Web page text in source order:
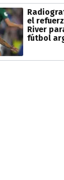
el
River
fútbol